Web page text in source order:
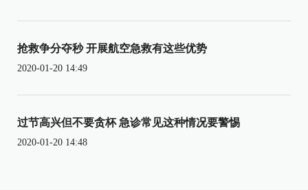
抢救争分夺秒 开展航空急救有这些优势
2020-01-20 14:49
过节高兴但不要贪杯 急诊常见这种情况要警惕
2020-01-20 14:48